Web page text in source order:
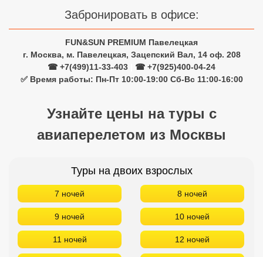
Забронировать в офисе:
FUN&SUN PREMIUM Павелецкая
г. Москва, м. Павелецкая, Зацепский Вал, 14 оф. 208
☎ +7(499)11-33-403
☎ +7(925)400-04-24
✅ Время работы: Пн-Пт 10:00-19:00 Сб-Вс 11:00-16:00
Узнайте цены на туры с
авиаперелетом из Москвы
Туры на двоих взрослых
7 ночей 8 ночей
9 ночей 10 ночей
11 ночей 12 ночей
Сетевые отели Бали
Сетевые отели Сейшел
Сетевые отели Маврикия